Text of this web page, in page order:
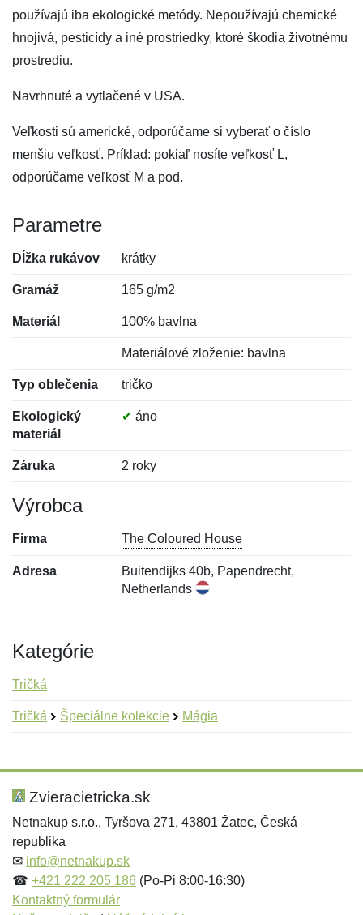
používajú iba ekologické metódy. Nepoužívajú chemické
hnojivá, pesticídy a iné prostriedky, ktoré škodia životnému
prostrediu.
Navrhnuté a vytlačené v USA.
Veľkosti sú americké, odporúčame si vyberať o číslo
menšiu veľkosť. Príklad: pokiaľ nosíte veľkosť L,
odporúčame veľkosť M a pod.
Parametre
Dĺžka rukávov krátky
Gramáž 165 g/m2
Materiál 100% bavlna
Materiálové zloženie: bavlna
Typ oblečenia tričko
Ekologický
materiál
✔ áno
Záruka 2 roky
Výrobca
Firma The Coloured House
Adresa
Buitendijks 40b, Papendrecht,
Netherlands
Kategórie
Tričká
Tričká Špeciálne kolekcie Mágia
Hodnotenie:
Meno:*
Meno:
E-mail:*
Zvieracietricka.sk
Netnakup s.r.o., Tyršova 271, 43801 Žatec, Česká
republika
✉ info@netnakup.sk
☎ +421 222 205 186 (Po-Pi 8:00-16:30)
Kontaktný formulár